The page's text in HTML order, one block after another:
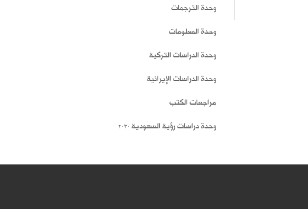
وحدة الترجمات
وحدة المعلومات
وحدة الدراسات التركية
وحدة الدراسات الإيرانية
مراجعات الكتب
وحدة دراسات رؤية السعودية 2030